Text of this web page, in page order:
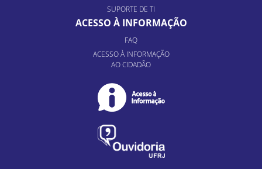
SUPORTE DE TI
ACESSO À INFORMAÇÃO
FAQ
ACESSO À INFORMAÇÃO
AO CIDADÃO